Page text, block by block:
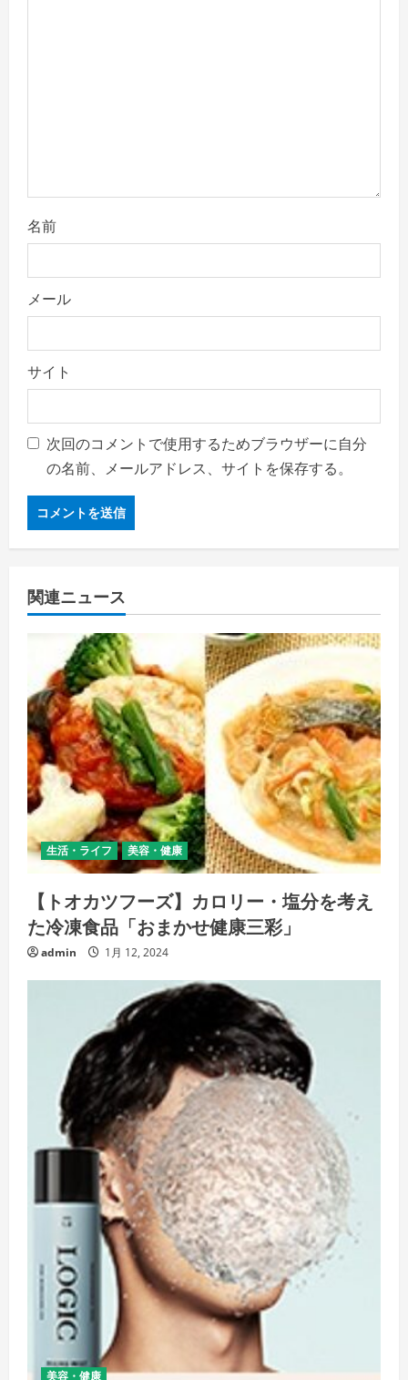
名前
メール
サイト
次回のコメントで使用するためブラウザーに自分
の名前、メールアドレス、サイトを保存する。
関連ニュース
生活・ライフ 美容・健康
【トオカツフーズ】カロリー・塩分を考え
た冷凍食品「おまかせ健康三彩」
admin 1月 12, 2024
美容・健康